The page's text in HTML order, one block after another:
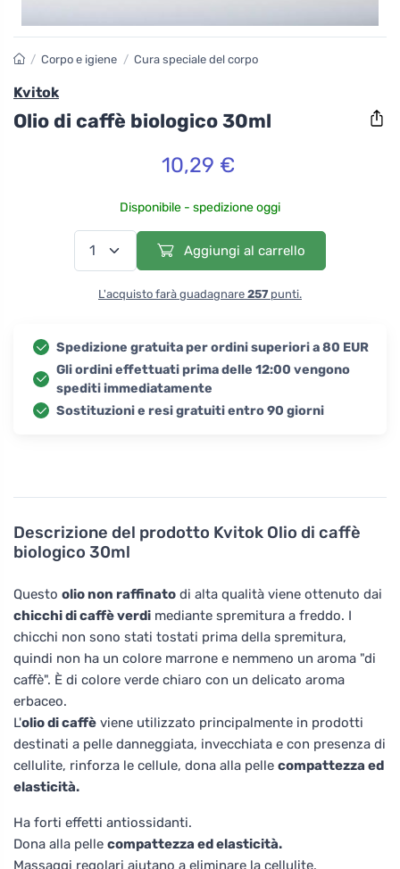
Descrizione del prodotto Kvitok Olio di caffè
biologico 30ml
Questo olio non raffinato di alta qualità viene ottenuto dai
chicchi di caffè verdi mediante spremitura a freddo. I
chicchi non sono stati tostati prima della spremitura,
quindi non ha un colore marrone e nemmeno un aroma "di
caffè". È di colore verde chiaro con un delicato aroma
erbaceo.
L'olio di caffè viene utilizzato principalmente in prodotti
destinati a pelle danneggiata, invecchiata e con presenza di
cellulite, rinforza le cellule, dona alla pelle compattezza ed
elasticità.
Ha forti effetti antiossidanti.
Dona alla pelle compattezza ed elasticità.
Massaggi regolari aiutano a eliminare la cellulite.
/ Corpo e igiene / Cura speciale del corpo
Kvitok
Olio di caffè biologico 30ml
10,29 €
Disponibile - spedizione oggi
Aggiungi al carrello
L'acquisto farà guadagnare 257 punti.
Spedizione gratuita per ordini superiori a 80 EUR
Gli ordini effettuati prima delle 12:00 vengono
spediti immediatamente
Sostituzioni e resi gratuiti entro 90 giorni